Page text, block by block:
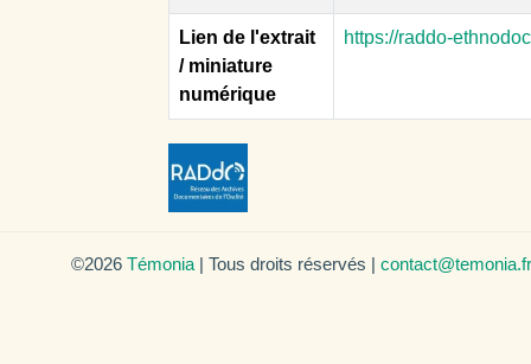
Lien de l'extrait
/ miniature
numérique
https://raddo-
©2026 Témonia | Tous droits réservés | contact@temonia.fr